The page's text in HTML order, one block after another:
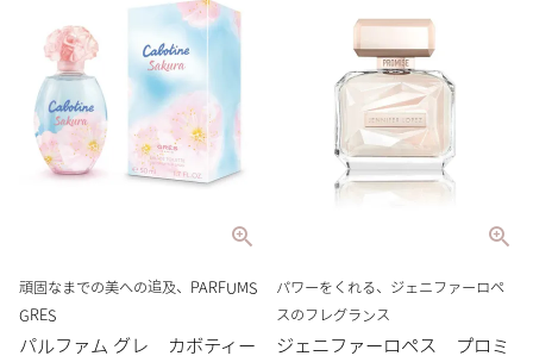
頑固なまでの美への追及、PARFUMS
GRES
パルファム グレ カボティー
パワーをくれる、ジェニファーロペ
スのフレグランス
ジェニファーロペス プロミ